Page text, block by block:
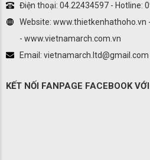
Điện thoại: 04.22434597 - Hotline:
Website:
- www.vietnamarch.com.vn
Email: vietnamarch.ltd@gmail.com
KẾT NỐI FANPAGE FACEBOOK